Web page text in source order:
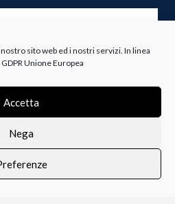
sito web ed i nostri servizi. In linea
Unione Europea
Accetta
Nega